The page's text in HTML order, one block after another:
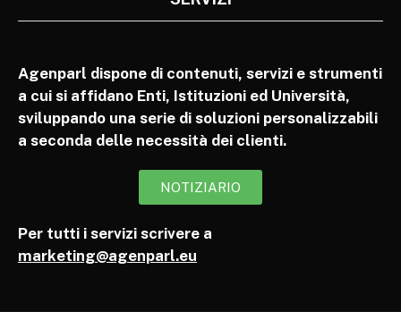
Agenparl dispone di contenuti, servizi e strumenti
a cui si affidano Enti, Istituzioni ed Università,
sviluppando una serie di soluzioni personalizzabili
a seconda delle necessità dei clienti.
NOTIZIARIO
Per tutti i servizi scrivere a
marketing@agenparl.eu